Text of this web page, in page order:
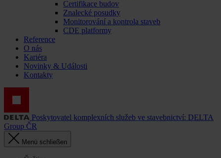
Certifikace budov
Znalecké posudky
Monitorování a kontrola staveb
CDE platformy
Reference
O nás
Kariéra
Novinky & Události
Kontakty
Poskytovatel komplexních služeb ve stavebnictví: DELTA
Group ČR
Menü schließen